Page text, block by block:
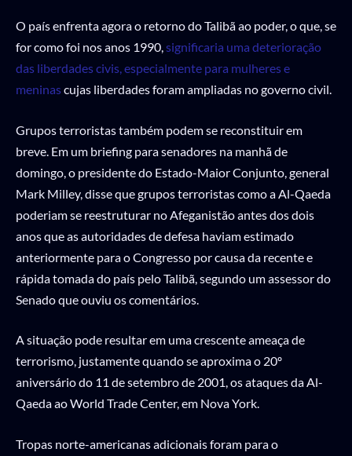
O país enfrenta agora o retorno do Talibã ao poder, o que, se
for como foi nos anos 1990,significaria uma deterioração
das liberdades civis, especialmente para mulheres e
meninascujas liberdades foram ampliadas no governo civil.
Grupos terroristas também podem se reconstituir em
breve. Em um briefing para senadores na manhã de
domingo, o presidente do Estado-Maior Conjunto, general
Mark Milley, disse que grupos terroristas como a Al-Qaeda
poderiam se reestruturar no Afeganistão antes dos dois
anos que as autoridades de defesa haviam estimado
anteriormente para o Congresso por causa da recente e
rápida tomada do país pelo Talibã, segundo um assessor do
Senado que ouviu os comentários.
A situação pode resultar em uma crescente ameaça de
terrorismo, justamente quando se aproxima o 20º
aniversário do 11 de setembro de 2001, os ataques da Al-
Qaeda ao World Trade Center, em Nova York.
Tropas norte-americanas adicionais foram para o